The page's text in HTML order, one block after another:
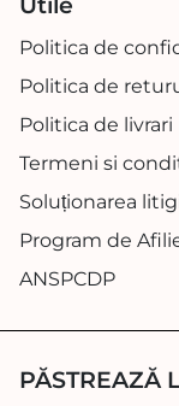
Politica de
Politica de
Politica de livrari
Termeni si
Soluționarea
Program de
ANSPCDP
PĂSTREAZĂ